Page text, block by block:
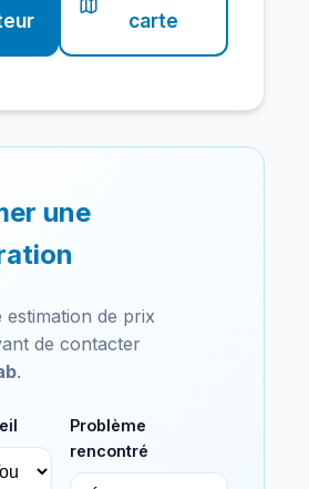
carte
une
estimation de prix
de contacter
.
Problème
rencontré